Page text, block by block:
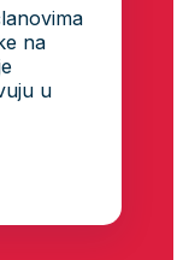
na
u